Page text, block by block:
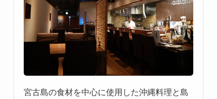
宮古島の食材を中心に使用した沖縄料理と島